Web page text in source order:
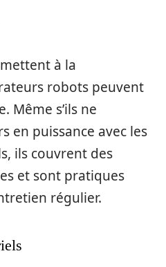
à la
robots peuvent
Même s’ils ne
en puissance avec les
ils couvrent des
et sont pratiques
régulier.